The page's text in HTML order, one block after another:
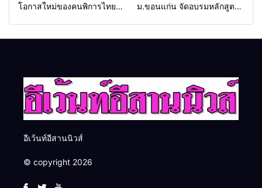
โอกาสใหม่ของคนพิการไทย
ม.ขอนแก่น จัดอบรมหลักสูตร
อีเว้นท์อีสานนิวส์
© copyright 2026